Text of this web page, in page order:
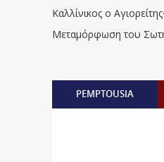
Καλλίνικος ο
Μεταμόρφωση του
PEMPTOUSIA